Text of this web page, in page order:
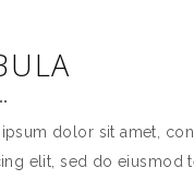
ipsum dolor sit amet,
elit, sed do eiusmod